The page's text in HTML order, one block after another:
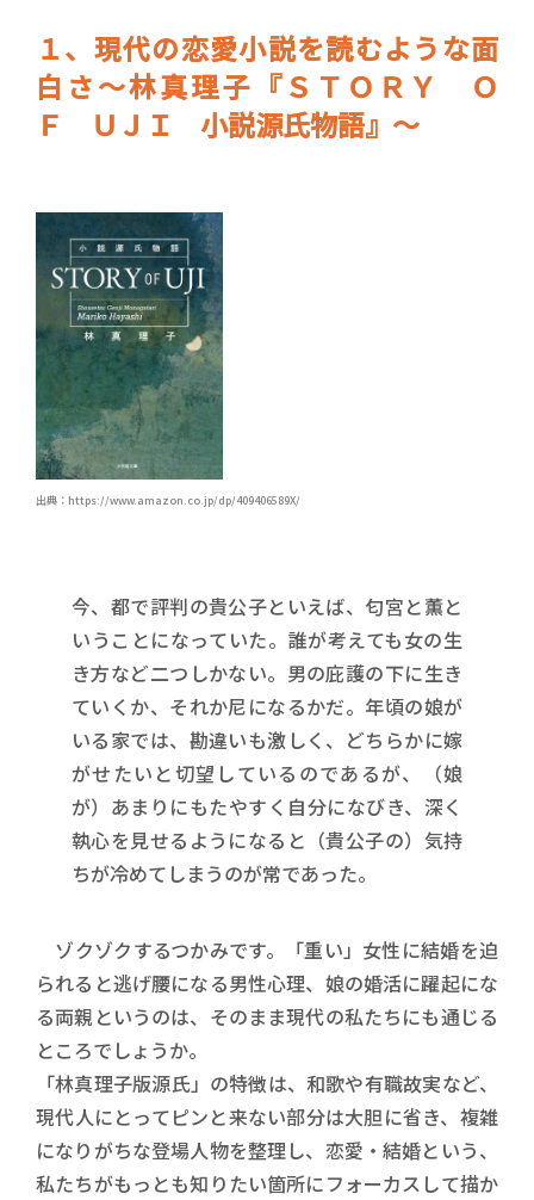
１、現代の恋愛小説を読むような面
白さ～林真理子『ＳＴＯＲＹ Ｏ
Ｆ ＵＪＩ 小説源氏物語』～
出典：https://www.amazon.co.jp/dp/409406589X/
今、都で評判の貴公子といえば、匂宮と薫と
いうことになっていた。誰が考えても女の生
き方など二つしかない。男の庇護の下に生き
ていくか、それか尼になるかだ。年頃の娘が
いる家では、勘違いも激しく、どちらかに嫁
がせたいと切望しているのであるが、（娘
が）あまりにもたやすく自分になびき、深く
執心を見せるようになると（貴公子の）気持
ちが冷めてしまうのが常であった。
ゾクゾクするつかみです。「重い」女性に結婚を迫
られると逃げ腰になる男性心理、娘の婚活に躍起にな
る両親というのは、そのまま現代の私たちにも通じる
ところでしょうか。
「林真理子版源氏」の特徴は、和歌や有職故実など、
現代人にとってピンと来ない部分は大胆に省き、複雑
になりがちな登場人物を整理し、恋愛・結婚という、
私たちがもっとも知りたい箇所にフォーカスして描か